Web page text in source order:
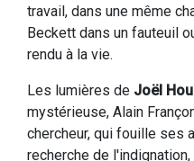
travail, dans une même
Beckett dans un fauteuil
rendu à la vie.
Les lumières de Joël
mystérieuse, Alain
chercheur, qui fouille ses
recherche de l'indignation,